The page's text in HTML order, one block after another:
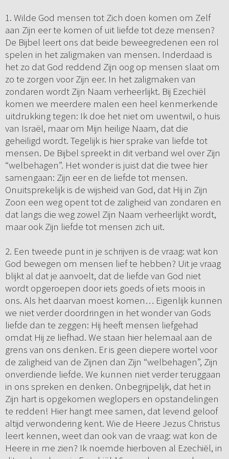
1. Wilde God mensen tot Zich doen komen om Zelf
aan Zijn eer te komen of uit liefde tot deze mensen?
De Bijbel leert ons dat beide beweegredenen een rol
spelen in het zaligmaken van mensen. Inderdaad is
het zo dat God reddend Zijn oog op mensen slaat om
zo te zorgen voor Zijn eer. In het zaligmaken van
zondaren wordt Zijn Naam verheerlijkt. Bij Ezechiël
komen we meerdere malen een heel kenmerkende
uitdrukking tegen: Ik doe het niet om uwentwil, o huis
van Israël, maar om Mijn heilige Naam, dat die
geheiligd wordt. Tegelijk is hier sprake van liefde tot
mensen. De Bijbel spreekt in dit verband wel over Zijn
“welbehagen”. Het wonder is juist dat die twee hier
samengaan: Zijn eer en de liefde tot mensen.
Onuitsprekelijk is de wijsheid van God, dat Hij in Zijn
Zoon een weg opent tot de zaligheid van zondaren en
dat langs die weg zowel Zijn Naam verheerlijkt wordt,
maar ook Zijn liefde tot mensen zich uit.
2. Een tweede punt in je schrijven is de vraag: wat kon
God bewegen om mensen lief te hebben? Uit je vraag
blijkt al dat je aanvoelt, dat de liefde van God niet
wordt opgeroepen door iets goeds of iets moois in
ons. Als het daarvan moest komen… Eigenlijk kunnen
we niet verder doordringen in het wonder van Gods
liefde dan te zeggen: Hij heeft mensen liefgehad
omdat Hij ze liefhad. We staan hier helemaal aan de
grens van ons denken. Er is geen diepere wortel voor
de zaligheid van de Zijnen dan Zijn “welbehagen”, Zijn
onverdiende liefde. We kunnen niet verder teruggaan
in ons spreken en denken. Onbegrijpelijk, dat het in
Zijn hart is opgekomen weglopers en opstandelingen
te redden! Hier hangt mee samen, dat levend geloof
altijd verwondering kent. Wie de Heere Jezus Christus
leert kennen, weet dan ook van de vraag: wat kon de
Heere in me zien? Ik noemde hierboven al Ezechiël, in